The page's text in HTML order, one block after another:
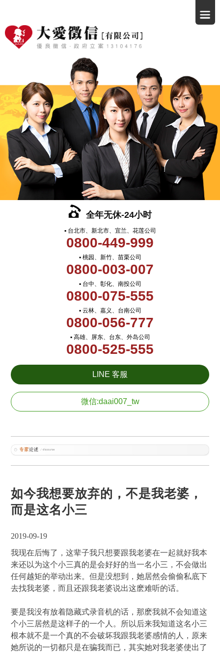
全年无休-24小时
▪ 台北市、新北市、宜兰、花莲公司
0800-449-999
▪ 桃园、新竹、苗栗公司
0800-003-007
▪ 台中、彰化、南投公司
0800-075-555
▪ 云林、嘉义、台南公司
0800-056-777
▪ 高雄、屏东、台东、外岛公司
0800-525-555
LINE 客服
微信:daai007_tw
如今我想要放弃的，不是我老婆，
而是这名小三
2019-09-19
我现在后悔了，这辈子我只想要跟我老婆在一起就好我本
来还以为这个小三真的是会好好的当一名小三，不会做出
任何越矩的举动出来。但是没想到，她居然会偷偷私底下
去找我老婆，而且还跟我老婆说出这麽难听的话。
要是我没有放着隐藏式录音机的话，那麽我就不会知道这
个小三居然是这样子的一个人。所以后来我知道这名小三
根本就不是一个真的不会破坏我跟我老婆感情的人，原来
她所说的一切都只是在骗我而已，其实她对我老婆使出了